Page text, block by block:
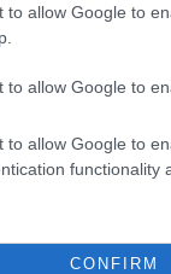
to allow Google to
to allow Google to
to allow Google to
functionality
CONFIRM
katonája